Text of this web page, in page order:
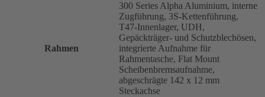
Rahmen
300 Series Alpha Aluminium, interne
Zugführung, 3S-Kettenführung,
T47-Innenlager, UDH,
Gepäckträger- und Schutzblechösen,
integrierte Aufnahme für
Rahmentasche, Flat Mount
Scheibenbremsaufnahme,
abgeschrägte 142 x 12 mm
Steckachse